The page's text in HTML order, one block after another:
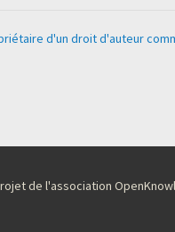
d'un droit d'auteur
de l'association